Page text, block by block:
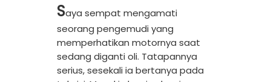
Saya sempat mengamati
seorang pengemudi yang
memperhatikan motornya saat
sedang diganti oli. Tatapannya
serius, sesekali ia bertanya pada